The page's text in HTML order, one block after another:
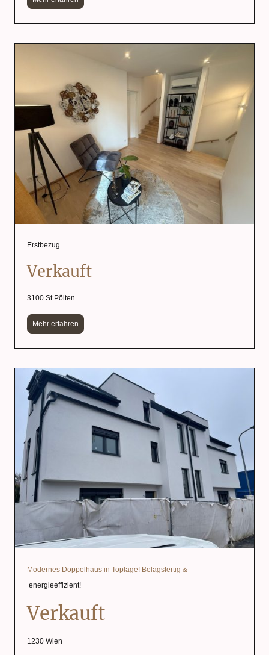
Erstbezug
Verkauft
3100 St Pölten
Mehr erfahren
Modernes Doppelhaus in Toplage! Belagsfertig &
energieeffizient!
Verkauft
1230 Wien